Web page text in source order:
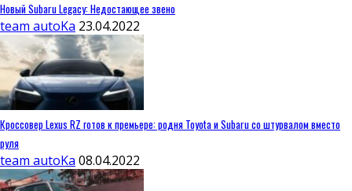
Новый Subaru Legacy: Недостающее звено
team autoKa 23.04.2022
Кроссовер Lexus RZ готов к премьере: родня Toyota и Subaru со штурвалом вместо
руля
team autoKa 08.04.2022